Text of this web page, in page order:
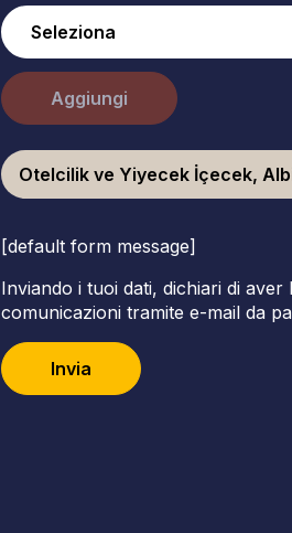
Aggiungi
Otelcilik ve Yiyecek İçecek,
[default form message]
Inviando i tuoi dati, dichiari di
comunicazioni tramite e-mail da
Invia